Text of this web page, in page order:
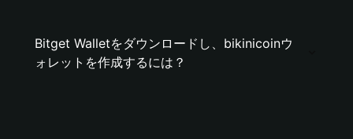
Bitget Walletをダウンロードし、bikinicoinウ
ォレットを作成するには？